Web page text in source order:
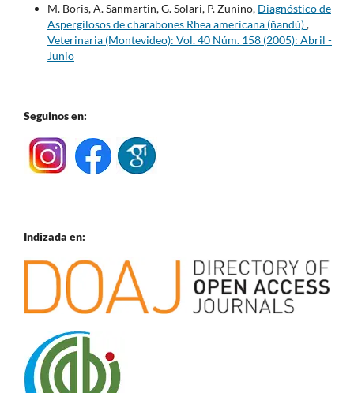
M. Boris, A. Sanmartin, G. Solari, P. Zunino, Diagnóstico de
Aspergilosos de charabones Rhea americana (ñandú),
Veterinaria (Montevideo): Vol. 40 Núm. 158 (2005): Abril -
Junio
Seguinos en:
Indizada en: